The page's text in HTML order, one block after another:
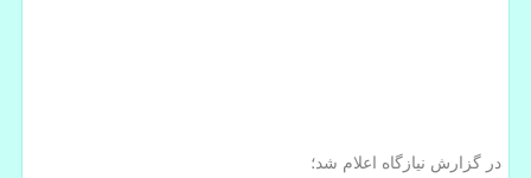
در گزارش نیازگاه اعلام شد؛